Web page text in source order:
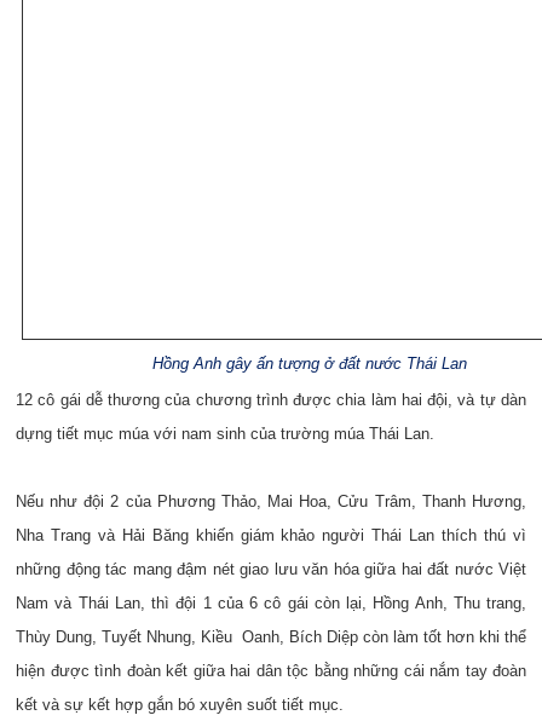
Hồng Anh gây ấn tượng ở đất nước Thái Lan
12 cô gái dễ thương của chương trình được chia làm hai đội, và tự dàn
dựng tiết mục múa với nam sinh của trường múa Thái Lan.
Nếu như đội 2 của Phương Thảo, Mai Hoa, Cửu Trâm, Thanh Hương,
Nha Trang và Hải Băng khiến giám khảo người Thái Lan thích thú vì
những động tác mang đậm nét giao lưu văn hóa giữa hai đất nước Việt
Nam và Thái Lan, thì đội 1 của 6 cô gái còn lại, Hồng Anh, Thu trang,
Thùy Dung, Tuyết Nhung, Kiều Oanh, Bích Diệp còn làm tốt hơn khi thể
hiện được tình đoàn kết giữa hai dân tộc bằng những cái nắm tay đoàn
kết và sự kết hợp gắn bó xuyên suốt tiết mục.